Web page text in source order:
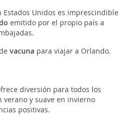
Unidos es imprescindible
emitido por el propio país a
vacuna para viajar a Orlando.
diversión para todos los
verano y suave en invierno
positivas.